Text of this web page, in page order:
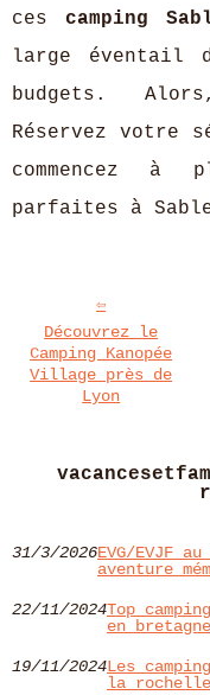
cescamping
large éventail
budgets.
Réservez votre
commencez à
parfaites à
Découvrez le
Camping Kanopée
Village près de
Lyon
31/3/2026EVG/EVJF
aventure
22/11/2024Top
en bretagne
19/11/2024Les
la rochelle